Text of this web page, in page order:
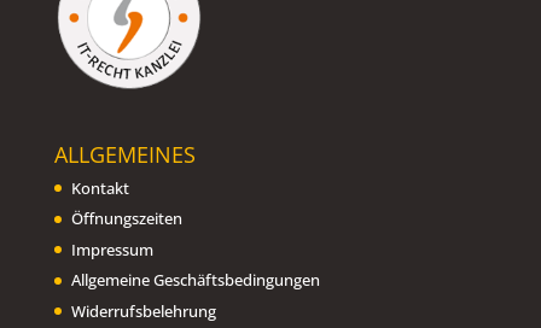
ALLGEMEINES
Kontakt
Öffnungszeiten
Impressum
Allgemeine Geschäftsbedingungen
Widerrufsbelehrung